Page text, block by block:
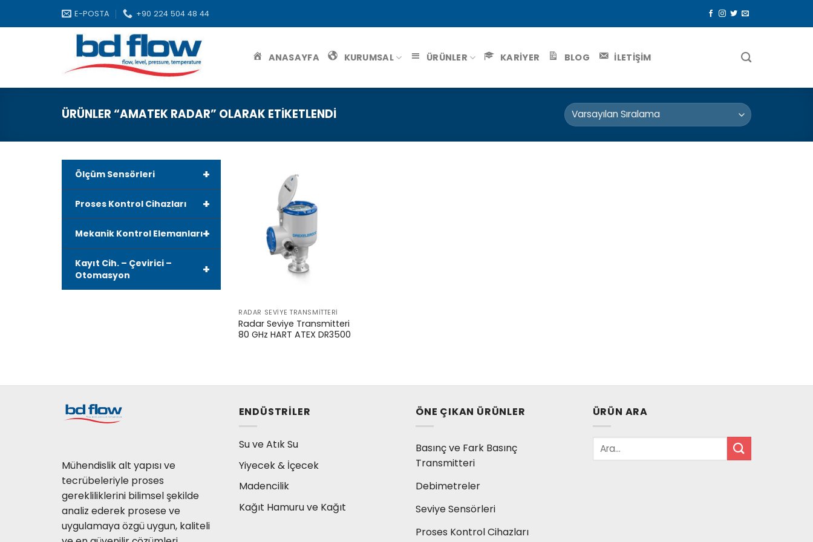
E-POSTA +90 224 504 48 44
ANASAYFA KURUMSAL ÜRÜNLER KARİYER BLOG İLETİŞİM
ÜRÜNLER “AMATEK RADAR” OLARAK ETIKETLENDI
+
Ölçüm Sensörleri
+
Proses Kontrol Cihazları
+
Mekanik Kontrol Elemanları
+
Kayıt Cih. – Çevirici –
Otomasyon
RADAR SEVIYE TRANSMITTERI
Radar Seviye Transmitteri
80 GHz HART ATEX DR3500
Mühendislik alt yapısı ve
tecrübeleriyle proses
gerekliliklerini bilimsel şekilde
analiz ederek prosese ve
uygulamaya özgü uygun, kaliteli
ENDÜSTRILER
Su ve Atık Su
Yiyecek & İçecek
Madencilik
Kağıt Hamuru ve Kağıt
ÖNE ÇIKAN ÜRÜNLER
Basınç ve Fark Basınç
Transmitteri
Debimetreler
Seviye Sensörleri
Proses Kontrol Cihazları
ÜRÜN ARA